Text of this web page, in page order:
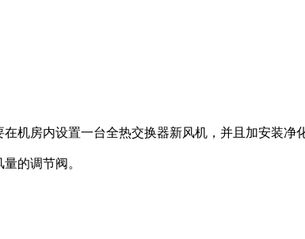
机房内设置一台全热交换器新风机，并且加安装净
的调节阀。